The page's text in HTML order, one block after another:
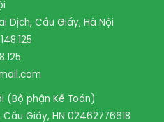
Dịch, Cầu Giấy, Hà Nội
(Bộ phận Kế Toán)
Cầu Giấy, HN 02462776618